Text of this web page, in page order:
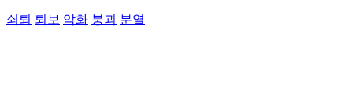
쇠퇴 퇴보 악화 붕괴 분열